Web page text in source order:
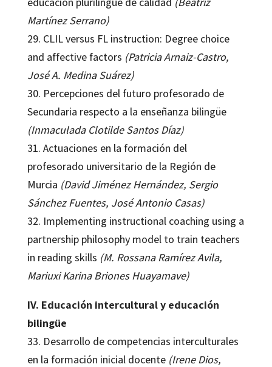
Martínez Serrano)
29. CLIL versus FL instruction: Degree choice
and affective factors (Patricia Arnaiz-Castro,
José A. Medina Suárez)
30. Percepciones del futuro profesorado de
Secundaria respecto a la enseñanza bilingüe
(Inmaculada Clotilde Santos Díaz)
31. Actuaciones en la formación del
profesorado universitario de la Región de
Murcia (David Jiménez Hernández, Sergio
Sánchez Fuentes, José Antonio Casas)
32. Implementing instructional coaching using a
partnership philosophy model to train teachers
in reading skills (M. Rossana Ramírez Avila,
Mariuxi Karina Briones Huayamave)
IV. Educación intercultural y educación
bilingüe
33. Desarrollo de competencias interculturales
en la formación inicial docente (Irene Dios,